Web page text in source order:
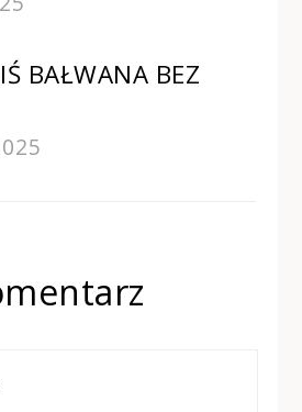
BAŁWANA BEZ